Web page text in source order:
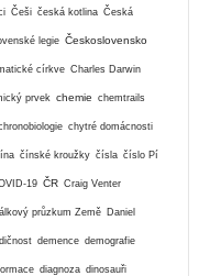
Češi česká kotlina Česká
legie Československo
církve Charles Darwin
prvek chemie chemtrails
chytré domácnosti
čínské kroužky čísla číslo Pí
19 ČR Craig Venter
průzkum Země Daniel
demence demografie
diagnoza dinosauři